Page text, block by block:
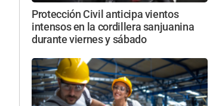
Protección Civil anticipa vientos
intensos en la cordillera sanjuanina
durante viernes y sábado